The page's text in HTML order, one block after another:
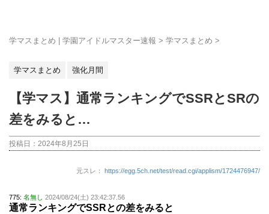
学マスまとめ | 学園アイドルマスター速報 > 学マスまとめ >
学マスまとめ 強化月間
【学マス】通常ランキングでSSRとSRの
差をみると…
投稿日： 2024年8月25日
元スレ： https://egg.5ch.net/test/read.cgi/applism/1724476947/
775: 名無し 2024/08/24(土) 23:42:37.56
通常ランキングでSSRとの差をみると